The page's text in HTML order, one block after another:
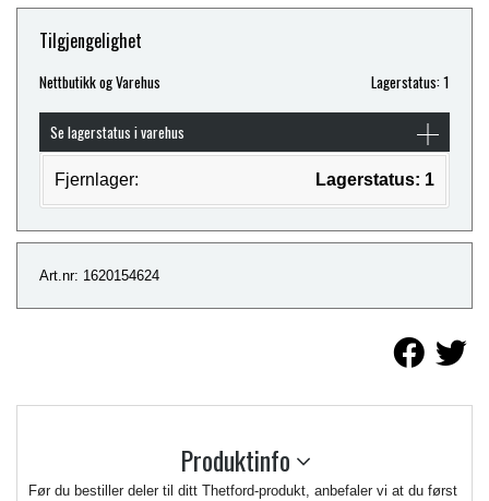
Tilgjengelighet
Nettbutikk og Varehus Lagerstatus: 1
Se lagerstatus i varehus
Fjernlager: Lagerstatus: 1
Art.nr: 1620154624
Produktinfo
Før du bestiller deler til ditt Thetford-produkt, anbefaler vi at du først